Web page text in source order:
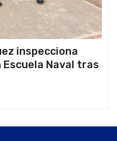
inspecciona
Naval tras
Guaira